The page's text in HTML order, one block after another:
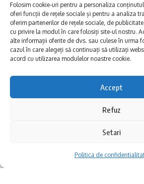
Folosim cookie-uri pentru a personaliza
oferi funcții de rețele sociale și pentru a analiza
oferim partenerilor de rețele sociale, de
cu privire la modul în care folosiți site-ul nostru.
alte informații oferite de dvs. sau culese în urma
cazul în care alegeți să continuați să utilizați
acord cu utilizarea modulelor noastre cookie.
Accept
Refuz
Setari
Politica de
E xplorăm Dobrogea,
Explorăm valorile locale:
Deltă, Litoral, cele mai mari
lacuri, cele mai vechi orașe,
multe etnii, CELE MAI
Afaceri
Actualitate
La Drum